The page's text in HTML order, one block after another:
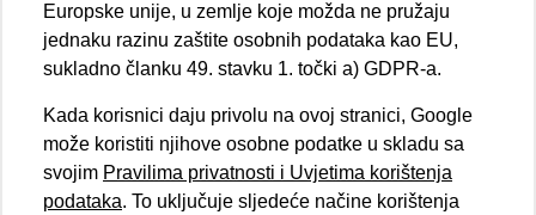
AUTOTO SPLIT
info@autoto.hr
Pon - Pet 08:00-17:00
Sub 08:00-13:00
Europske unije, u zemlje koje možda ne pružaju
jednaku razinu zaštite osobnih podataka kao EU,
sukladno članku 49. stavku 1. točki a) GDPR-a.
Kada korisnici daju privolu na ovoj stranici, Google
može koristiti njihove osobne podatke u skladu sa
svojim Pravilima privatnosti i Uvjetima korištenja
podataka. To uključuje sljedeće načine korištenja